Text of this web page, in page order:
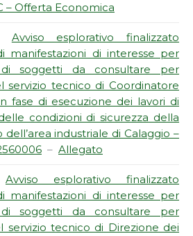
– Offerta Economica
Avviso esplorativo finalizzato
manifestazioni di interesse per
di soggetti da consultare per
servizio tecnico di Coordinatore
fase di esecuzione dei lavori di
condizioni di sicurezza della
dell’area industriale di Calaggio –
– Allegato
Avviso esplorativo finalizzato
manifestazioni di interesse per
di soggetti da consultare per
servizio tecnico di Direzione dei